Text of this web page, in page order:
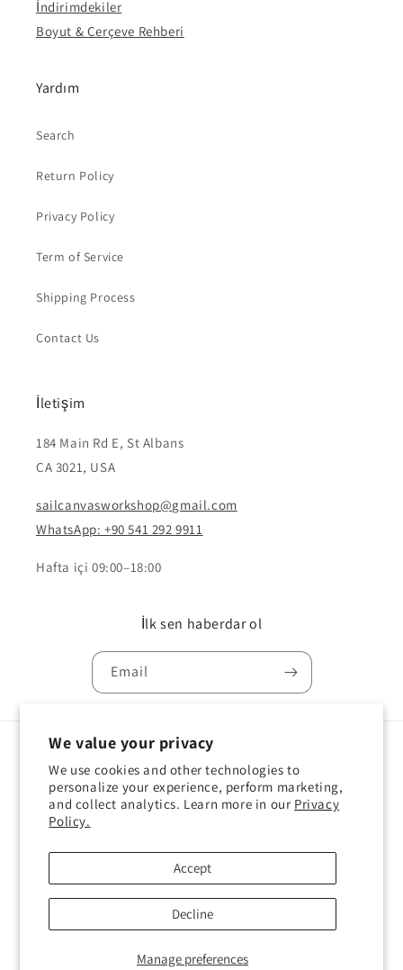
We value your privacy
We use cookies and other technologies to
personalize your experience, perform marketing,
and collect analytics. Learn more in our Privacy
Policy.
Manage preferences
Accept
Decline
İndirimdekiler
Boyut & Çerçeve Rehberi
Yardım
Search
Return Policy
Privacy Policy
Term of Service
Shipping Process
Contact Us
İletişim
184 Main Rd E, St Albans
CA 3021, USA
sailcanvasworkshop@gmail.com
WhatsApp: +90 541 292 9911
Hafta içi 09:00–18:00
İlk sen haberdar ol
Email
Türkiye | TRY ₺ English
Powered by Shopify